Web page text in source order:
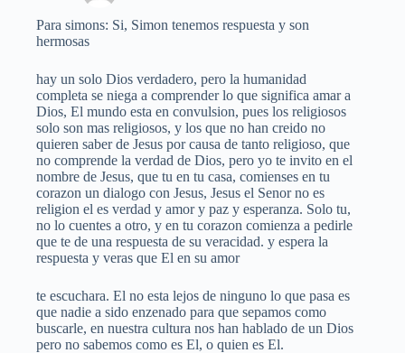
Para simons: Si, Simon tenemos respuesta y son
hermosas
hay un solo Dios verdadero, pero la humanidad
completa se niega a comprender lo que significa amar a
Dios, El mundo esta en convulsion, pues los religiosos
solo son mas religiosos, y los que no han creido no
quieren saber de Jesus por causa de tanto religioso, que
no comprende la verdad de Dios, pero yo te invito en el
nombre de Jesus, que tu en tu casa, comienses en tu
corazon un dialogo con Jesus, Jesus el Senor no es
religion el es verdad y amor y paz y esperanza. Solo tu,
no lo cuentes a otro, y en tu corazon comienza a pedirle
que te de una respuesta de su veracidad. y espera la
respuesta y veras que El en su amor
te escuchara. El no esta lejos de ninguno lo que pasa es
que nadie a sido enzenado para que sepamos como
buscarle, en nuestra cultura nos han hablado de un Dios
pero no sabemos como es El, o quien es El.